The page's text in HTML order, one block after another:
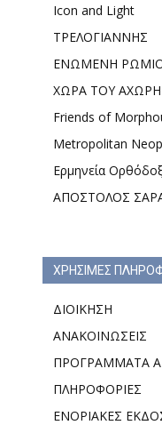
Icon and Light
ΤΡΕΛΟΓΙΑΝΝΗΣ
ΕΝΩΜΕΝΗ
ΧΩΡΑ ΤΟΥ
Friends of
Metropolitan
Ερμηνεία
ΑΠΟΣΤΟΛΟΣ
ΧΡΗΣΙΜΕΣ
ΔΙΟΙΚΗΣΗ
ΑΝΑΚΟΙΝΩΣΕΙΣ
ΠΡΟΓΡΑΜΜΑΤΑ
ΠΛΗΡΟΦΟΡΙΕΣ
ΕΝΟΡΙΑΚΕΣ